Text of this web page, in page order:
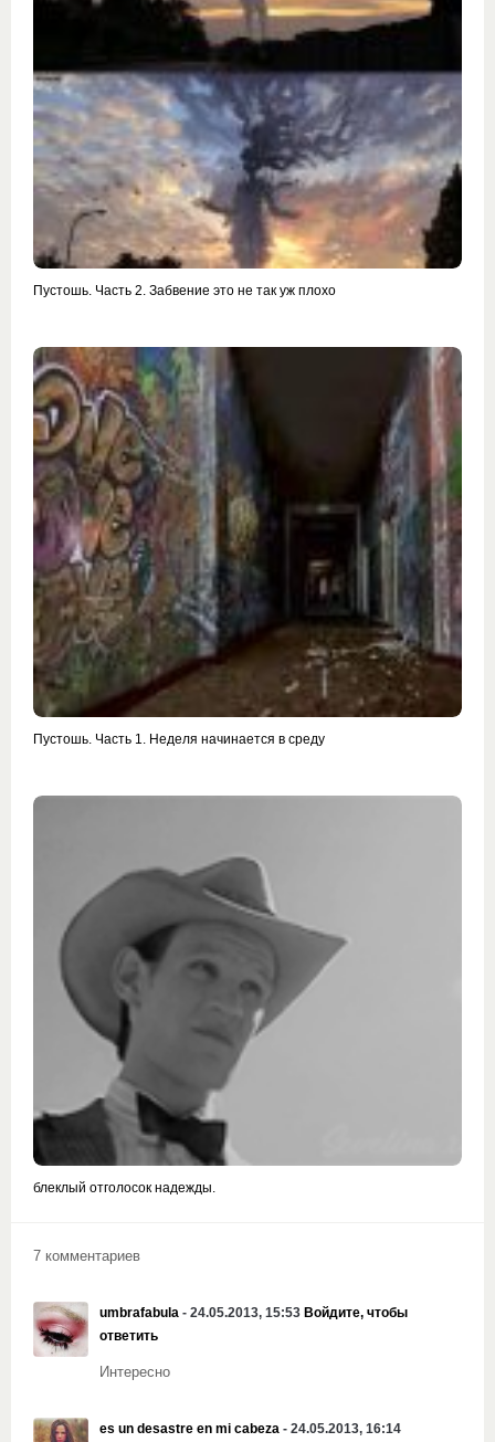
Пустошь. Часть 2. Забвение это не так уж плохо
Пустошь. Часть 1. Неделя начинается в среду
блеклый отголосок надежды.
7 комментариев
umbrafabula - 24.05.2013, 15:53 Войдите, чтобы
ответить
Интересно
es un desastre en mi cabeza - 24.05.2013, 16:14